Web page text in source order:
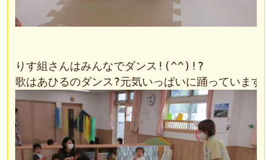
りす組さんはみんなでダンス!(^^)!?